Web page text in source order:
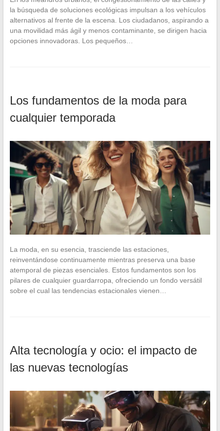
la búsqueda de soluciones ecológicas impulsan a los vehículos
alternativos al frente de la escena. Los ciudadanos, aspirando a
una movilidad más ágil y menos contaminante, se dirigen hacia
opciones innovadoras. Los pequeños…
Los fundamentos de la moda para
cualquier temporada
La moda, en su esencia, trasciende las estaciones,
reinventándose continuamente mientras preserva una base
atemporal de piezas esenciales. Estos fundamentos son los
pilares de cualquier guardarropa, ofreciendo un fondo versátil
sobre el cual las tendencias estacionales vienen…
Alta tecnología y ocio: el impacto de
las nuevas tecnologías